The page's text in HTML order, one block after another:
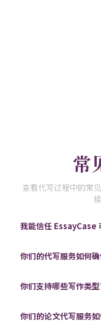
常
查看代写过程中的常
我能信任 EssayCase
你们的代写服务如何确
你们支持哪些写作类型
你们的论文代写服务